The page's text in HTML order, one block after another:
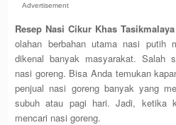
Advertisement
Resep Nasi Cikur Khas
olahan berbahan utama nasi putih
dikenal banyak masyarakat. Salah
nasi goreng. Bisa Anda temukan
penjual nasi goreng banyak yang
subuh atau pagi hari. Jadi, ketika
mencari nasi goreng.